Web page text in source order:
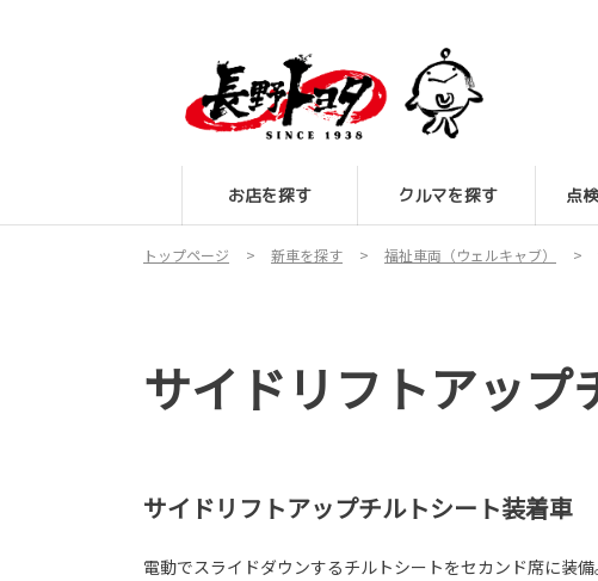
お店を探す クルマを探す 点
トップページ 新車を探す 福祉車両（ウェルキャブ）
サイドリフトアップ
サイドリフトアップチルトシート装着車
電動でスライドダウンするチルトシートをセカンド席に装備